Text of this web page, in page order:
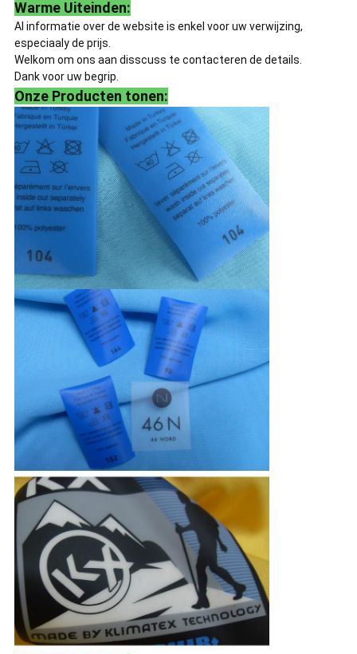
Warme Uiteinden:
Al informatie over de website is enkel voor uw verwijzing,
especiaaly de prijs.
Welkom om ons aan disscuss te contacteren de details.
Dank voor uw begrip.
Onze Producten tonen: